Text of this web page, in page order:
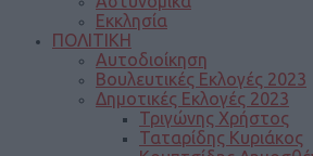
Εκκλησία
ΠΟΛΙΤΙΚΗ
Αυτοδιοίκηση
Βουλευτικές Εκλογές 2023
Δημοτικές Εκλογές 2023
Τριγώνης Χρήστος
Ταταρίδης Κυριάκος